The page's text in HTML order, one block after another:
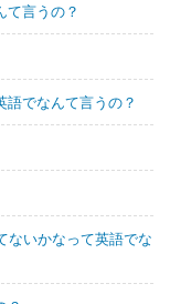
て言うの？
でなんて言うの？
ないかなって英語でな